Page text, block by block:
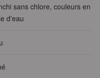
sans chlore, couleurs en
d'eau